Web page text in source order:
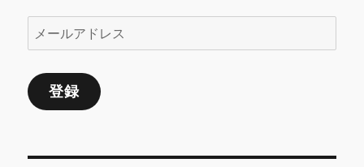
ー
ル
ア
ス
登録